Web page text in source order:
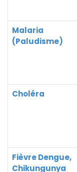
Malaria
(Paludisme)
Choléra
Fièvre Dengue,
Chikungunya